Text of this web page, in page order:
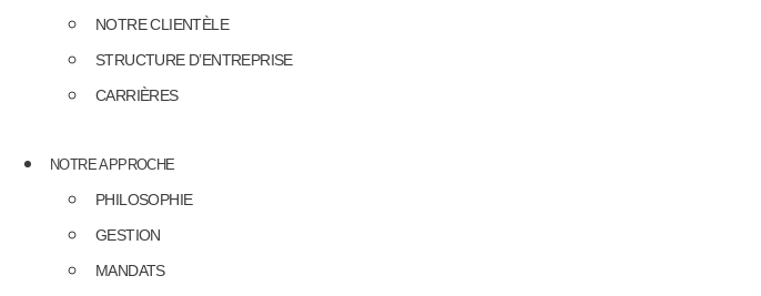
NOTRE CLIENTÈLE
STRUCTURE D’ENTREPRISE
CARRIÈRES
NOTRE APPROCHE
PHILOSOPHIE
GESTION
MANDATS